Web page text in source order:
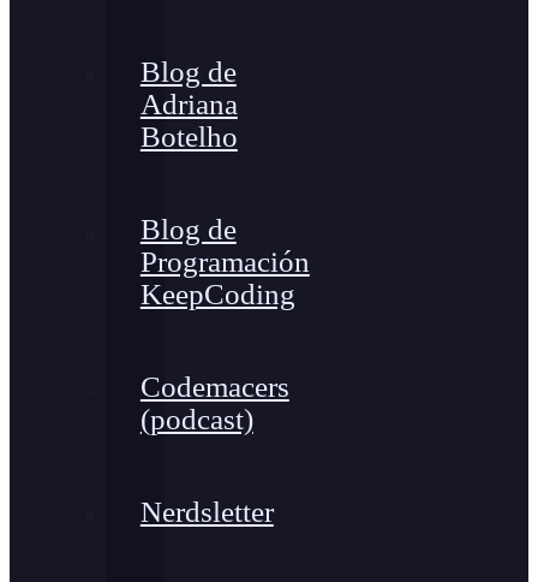
Blog de
Adriana
Botelho
Blog de
Programación
KeepCoding
Codemacers
(podcast)
Nerdsletter